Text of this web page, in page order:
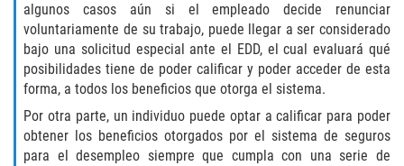
Posesión De Una Sustancia
Controlada Para La Venta
Proposición 36
Transporte De Sustancias
Controladas Para La Venta
algunos casos aún si el empleado decide renunciar
voluntariamente de su trabajo, puede llegar a ser considerado
bajo una solicitud especial ante el EDD, el cual evaluará qué
posibilidades tiene de poder calificar y poder acceder de esta
forma, a todos los beneficios que otorga el sistema.
Por otra parte, un individuo puede optar a calificar para poder
obtener los beneficios otorgados por el sistema de seguros
para el desempleo siempre que cumpla con una serie de